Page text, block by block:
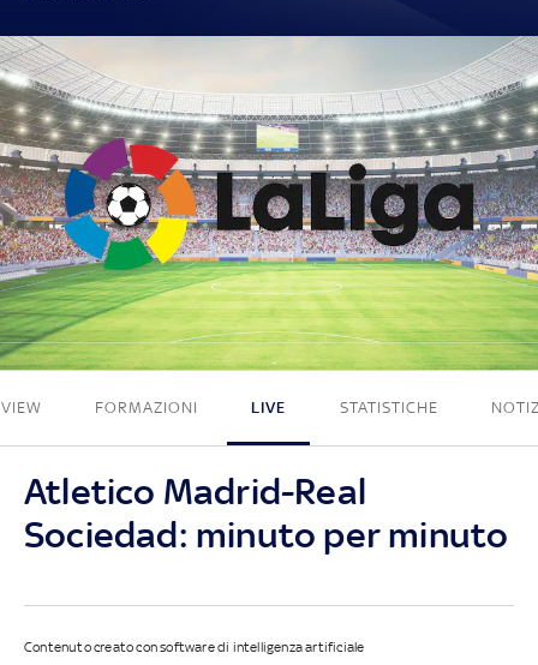
4 - 0
FORMAZIONI LIVE STATISTICHE
Atletico Madrid-Real
Sociedad: minuto per minuto
Contenuto creato con software di intelligenza artificiale